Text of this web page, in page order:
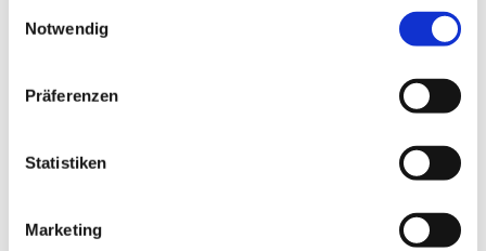
Notwendig
Präferenzen
Statistiken
Marketing